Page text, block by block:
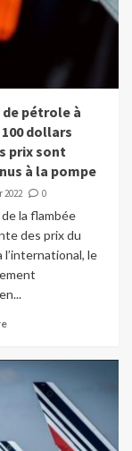
de pétrole à
dollars
prix sont
à la pompe
2022 0
la flambée
des prix du
l’international, le